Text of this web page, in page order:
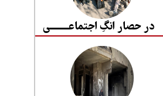
در حصار انگِ اجتماعــــــــی